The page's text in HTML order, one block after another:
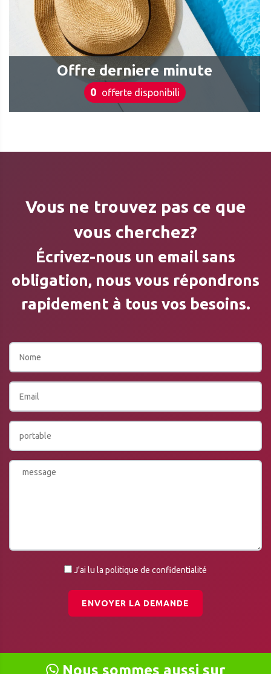
Offre derniere minute
0 offerte disponibili
Vous ne trouvez pas ce que
vous cherchez?
Écrivez-nous un email sans
obligation, nous vous répondrons
rapidement à tous vos besoins.
J'ai lu la politique de confidentialité
ENVOYER LA DEMANDE
Nous sommes aussi sur